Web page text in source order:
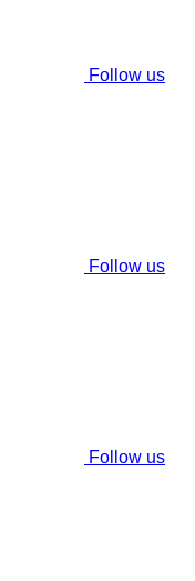
Follow us
Follow us
Follow us